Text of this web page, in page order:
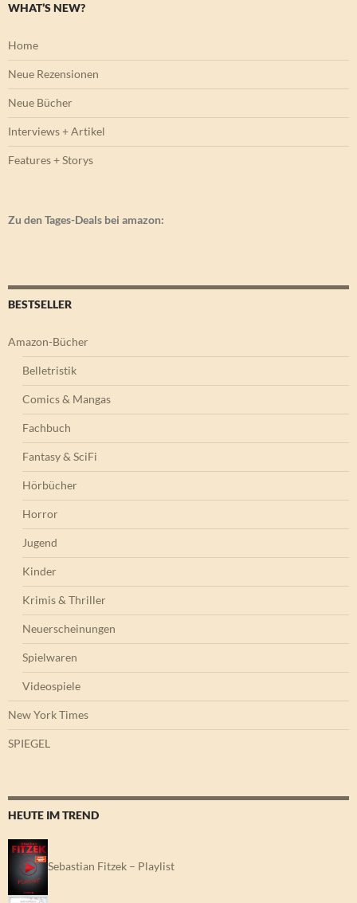
WHAT’S NEW?
Home
Neue Rezensionen
Neue Bücher
Interviews + Artikel
Features + Storys
Zu den Tages-Deals bei amazon:
BESTSELLER
Amazon-Bücher
Belletristik
Comics & Mangas
Fachbuch
Fantasy & SciFi
Hörbücher
Horror
Jugend
Kinder
Krimis & Thriller
Neuerscheinungen
Spielwaren
Videospiele
New York Times
SPIEGEL
HEUTE IM TREND
Sebastian Fitzek – Playlist